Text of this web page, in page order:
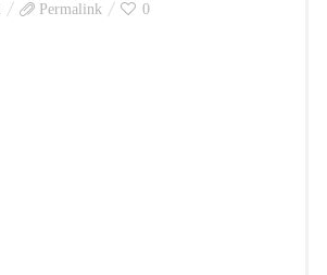
Permalink 0